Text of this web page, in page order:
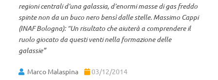
regioni centrali d’una galassia, d’enormi masse di gas freddo
spinte non da un buco nero bensì dalle stelle. Massimo Cappi
(INAF Bologna): “Un risultato che aiuterà a comprendere il
ruolo giocato da questi venti nella formazione delle
galassie”
Marco Malaspina 03/12/2014